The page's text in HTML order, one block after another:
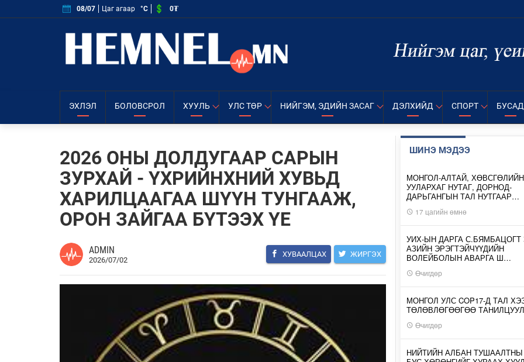
08/07 Цаг агаар °C 0₮
ЭХЛЭЛ БОЛОВСРОЛ ХУУЛЬ УЛС ТӨР НИЙГЭМ, ЭДИЙН ЗАСАГ ДЭЛХИЙД СПОРТ БУСАД
2026 ОНЫ ДОЛДУГААР САРЫН
ЗУРХАЙ - ҮХРИЙНХНИЙ ХУВЬД
ХАРИЛЦААГАА ШҮҮН ТУНГААЖ,
ОРОН ЗАЙГАА БҮТЭЭХ ҮЕ
ADMIN
2026/07/02
ХУВААЛЦАХ ЖИРГЭХ
ШИНЭ МЭДЭЭ
МОНГОЛ-АЛТАЙ, ХӨВСГӨЛИЙН
УУЛАРХАГ НУТАГ, ДОРНОД-
ДАРЬГАНГЫН ТАЛ НУТГААР…
17 цагийн өмнө
УИХ-ЫН ДАРГА С.БЯМБАЦОГТ
АЗИЙН ЭРЭГТЭЙЧҮҮДИЙН
ВОЛЕЙБОЛЫН АВАРГА Ш…
Өчигдөр
МОНГОЛ УЛС COP17-Д ТАЛ
ТӨЛӨВЛӨГӨӨГӨӨ
Өчигдөр
НИЙТИЙН АЛБАН ТУШААЛТНЫ